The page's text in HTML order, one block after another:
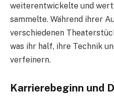
weiterentwickelte und
sammelte. Während ihrer
verschiedenen
was ihr half, ihre Technik
verfeinern.
Karrierebeginn und